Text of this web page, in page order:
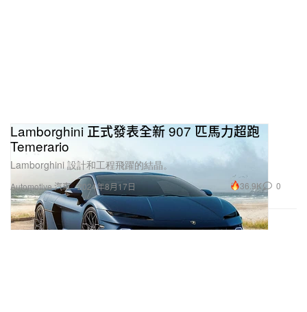
Automotive 汽車
Lamborghini 正式發表全新 907 匹馬力超跑
Temerario
Lamborghini 設計和工程飛躍的結晶。
2024年8月17日 36.9K 0